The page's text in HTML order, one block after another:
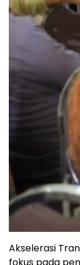
Akselerasi